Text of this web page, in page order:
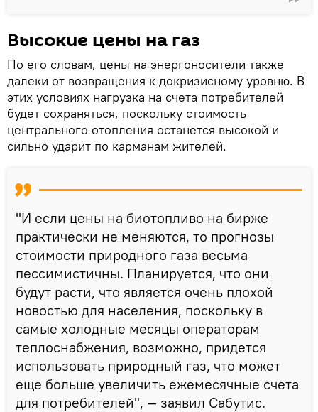
Высокие цены на газ
По его словам, цены на энергоносители также
далеки от возвращения к докризисному уровню. В
этих условиях нагрузка на счета потребителей
будет сохраняться, поскольку стоимость
центрального отопления останется высокой и
сильно ударит по карманам жителей.
"И если цены на биотопливо на бирже
практически не меняются, то прогнозы
стоимости природного газа весьма
пессимистичны. Планируется, что они
будут расти, что является очень плохой
новостью для населения, поскольку в
самые холодные месяцы операторам
теплоснабжения, возможно, придется
использовать природный газ, что может
еще больше увеличить ежемесячные счета
для потребителей", — заявил Сабутис.